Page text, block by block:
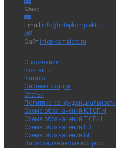
Факс:
Email:info@intepkomplekt.ru
Сайт:intep-komplekt.ru
О компании
Контакты
Каталог
Система скидок
Статьи
Политика конфиденциальности
Схема обозначений КТСП-Н
Схема обозначений ТСП-Н
Схема обозначений ГЗ
Схема обозначений БП
Часто задаваемые вопросы